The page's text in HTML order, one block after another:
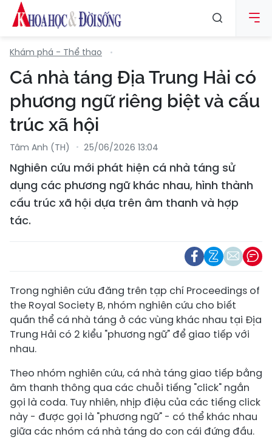
Khám phá - Thể thao
Cá nhà táng Địa Trung Hải có
phương ngữ riêng biệt và cấu
trúc xã hội
Tâm Anh (TH) 25/06/2026 13:04
Nghiên cứu mới phát hiện cá nhà táng sử
dụng các phương ngữ khác nhau, hình thành
cấu trúc xã hội dựa trên âm thanh và hợp
tác.
Trong nghiên cứu đăng trên tạp chí Proceedings of
the Royal Society B, nhóm nghiên cứu cho biết
quần thể cá nhà táng ở các vùng khác nhau tại Địa
Trung Hải có 2 kiểu "phương ngữ" để giao tiếp với
nhau.
Theo nhóm nghiên cứu, cá nhà táng giao tiếp bằng
âm thanh thông qua các chuỗi tiếng "click" ngắn
gọi là coda. Tuy nhiên, nhịp điệu của các tiếng click
này - được gọi là "phương ngữ" - có thể khác nhau
giữa các nhóm cá nhà táng do con cái đứng đầu.